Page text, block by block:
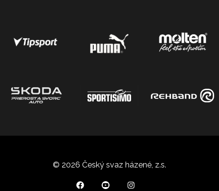
© 2026 Český svaz házené, z.s.